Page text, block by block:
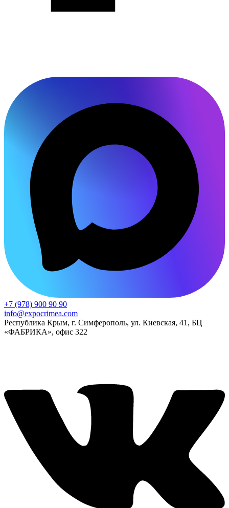
+7 (978) 900 90 90
info@expocrimea.com
Республика Крым, г. Симферополь, ул. Киевская, 41, БЦ
«ФАБРИКА», офис 322